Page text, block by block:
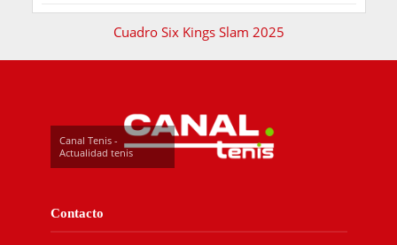
Cuadro Six Kings Slam 2025
Canal Tenis -
Actualidad tenis
Contacto